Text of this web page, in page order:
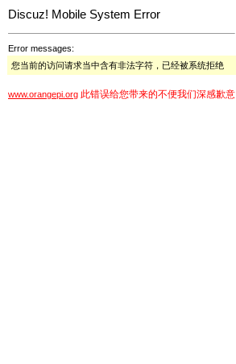
Discuz! Mobile System Error
Error messages:
您当前的访问请求当中含有非法字符，已经被系统拒绝
www.orangepi.org 此错误给您带来的不便我们深感歉意